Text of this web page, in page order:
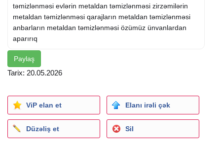
təmizlənməsi evlərin metaldan təmizlənməsi zirzəmilərin
metaldan təmizlənməsi qarajların metaldan təmizlənməsi
anbarların metaldan təmizlənməsi özümüz ünvanlardan
aparırıq
Paylaş
Tarix: 20.05.2026
ViP elan et Elanı irəli çək
Düzəliş et Sil